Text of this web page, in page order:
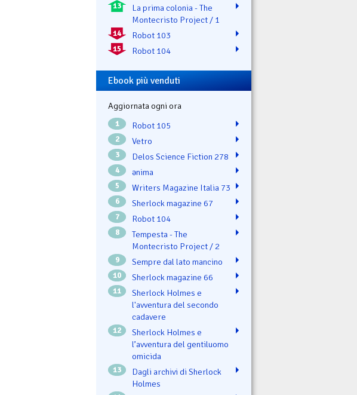
13
La prima colonia - The
Montecristo Project / 1
14 Robot 103
15 Robot 104
Ebook più venduti
Aggiornata ogni ora
1 Robot 105
2 Vetro
3 Delos Science Fiction 278
4 ənima
5 Writers Magazine Italia 73
6 Sherlock magazine 67
7 Robot 104
8
Tempesta - The
Montecristo Project / 2
9 Sempre dal lato mancino
10 Sherlock magazine 66
11
Sherlock Holmes e
l'avventura del secondo
cadavere
12
Sherlock Holmes e
l’avventura del gentiluomo
omicida
13
Dagli archivi di Sherlock
Holmes